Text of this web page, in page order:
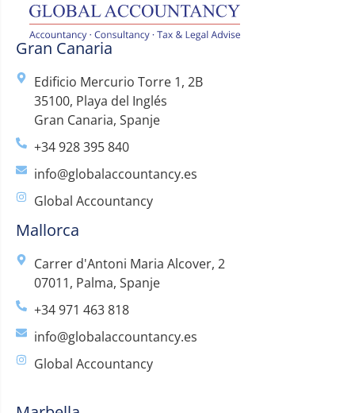
Gran Canaria
Edificio Mercurio Torre 1, 2B
35100, Playa del Inglés
Gran Canaria, Spanje
+34 928 395 840
info@globalaccountancy.es
Global Accountancy
Mallorca
Carrer d'Antoni Maria Alcover, 2
07011, Palma, Spanje
+34 971 463 818
info@globalaccountancy.es
Global Accountancy